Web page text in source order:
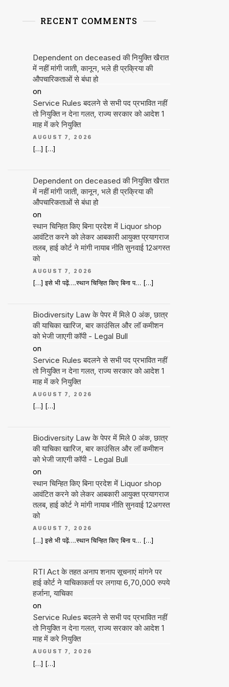
RECENT COMMENTS
Dependent on deceased की नियुक्ति खैरात
में नहीं मांगी जाती, कानून, भले ही प्रक्रिया की
औपचारिकताओं से बंधा हो
on
Service Rules बदलने से सभी पद प्रभावित नहीं
तो नियुक्ति न देना गलत, राज्य सरकार को आदेश 1
माह में करे नियुक्ति
AUGUST 7, 2026
[…] […]
Dependent on deceased की नियुक्ति खैरात
में नहीं मांगी जाती, कानून, भले ही प्रक्रिया की
औपचारिकताओं से बंधा हो
on
स्थान चिन्हित किए बिना प्रदेश में Liquor shop
आवंटित करने को लेकर आबकारी आयुक्त प्रयागराज
तलब, हाई कोर्ट ने मांगी नायाब नीति सुनवाई 12अगस्त
को
AUGUST 7, 2026
[…] इसे भी पढ़ें….स्थान चिन्हित किए बिना प… […]
Biodiversity Law के पेपर में मिले 0 अंक, छात्र
की याचिका खारिज, बार काउंसिल और लॉ कमीशन
को भेजी जाएगी कॉपी - Legal Bull
on
Service Rules बदलने से सभी पद प्रभावित नहीं
तो नियुक्ति न देना गलत, राज्य सरकार को आदेश 1
माह में करे नियुक्ति
AUGUST 7, 2026
[…] […]
Biodiversity Law के पेपर में मिले 0 अंक, छात्र
की याचिका खारिज, बार काउंसिल और लॉ कमीशन
को भेजी जाएगी कॉपी - Legal Bull
on
स्थान चिन्हित किए बिना प्रदेश में Liquor shop
आवंटित करने को लेकर आबकारी आयुक्त प्रयागराज
तलब, हाई कोर्ट ने मांगी नायाब नीति सुनवाई 12अगस्त
को
AUGUST 7, 2026
[…] इसे भी पढ़ें….स्थान चिन्हित किए बिना प… […]
RTI Act के तहत अनाप शनाप सूचनाएं मांगने पर
हाई कोर्ट ने याचिकाकर्ता पर लगाया 6,70,000 रुपये
हर्जाना, याचिका
on
Service Rules बदलने से सभी पद प्रभावित नहीं
तो नियुक्ति न देना गलत, राज्य सरकार को आदेश 1
माह में करे नियुक्ति
AUGUST 7, 2026
[…] […]